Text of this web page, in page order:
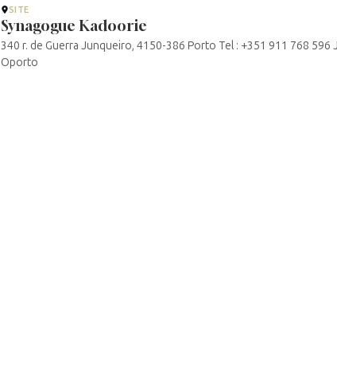
SITE
Synagogue Kadoorie
340 r. de Guerra Junqueiro, 4150-386 Porto Tel : +351 911 768
Oporto